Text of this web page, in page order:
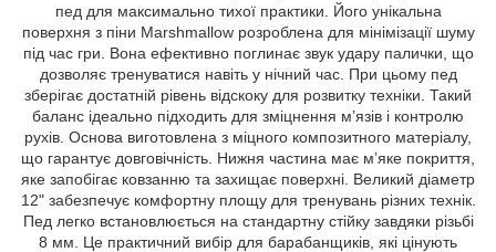
пед для максимально тихої практики. Його унікальна
поверхня з піни Marshmallow розроблена для мінімізації шуму
під час гри. Вона ефективно поглинає звук удару палички, що
дозволяє тренуватися навіть у нічний час. При цьому пед
зберігає достатній рівень відскоку для розвитку техніки. Такий
баланс ідеально підходить для зміцнення м’язів і контролю
рухів. Основа виготовлена з міцного композитного матеріалу,
що гарантує довговічність. Нижня частина має м’яке покриття,
яке запобігає ковзанню та захищає поверхні. Великий діаметр
12" забезпечує комфортну площу для тренувань різних технік.
Пед легко встановлюється на стандартну стійку завдяки різьбі
8 мм. Це практичний вибір для барабанщиків, які цінують